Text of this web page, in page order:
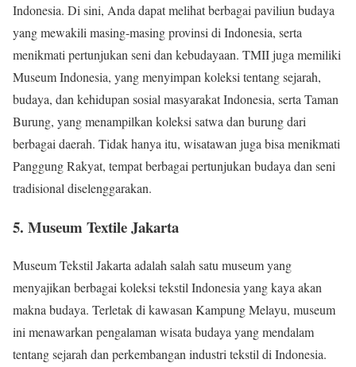
Indonesia. Di sini, Anda dapat melihat berbagai paviliun budaya
yang mewakili masing-masing provinsi di Indonesia, serta
menikmati pertunjukan seni dan kebudayaan. TMII juga memiliki
Museum Indonesia, yang menyimpan koleksi tentang sejarah,
budaya, dan kehidupan sosial masyarakat Indonesia, serta Taman
Burung, yang menampilkan koleksi satwa dan burung dari
berbagai daerah. Tidak hanya itu, wisatawan juga bisa menikmati
Panggung Rakyat, tempat berbagai pertunjukan budaya dan seni
tradisional diselenggarakan.
5. Museum Textile Jakarta
Museum Tekstil Jakarta adalah salah satu museum yang
menyajikan berbagai koleksi tekstil Indonesia yang kaya akan
makna budaya. Terletak di kawasan Kampung Melayu, museum
ini menawarkan pengalaman wisata budaya yang mendalam
tentang sejarah dan perkembangan industri tekstil di Indonesia.